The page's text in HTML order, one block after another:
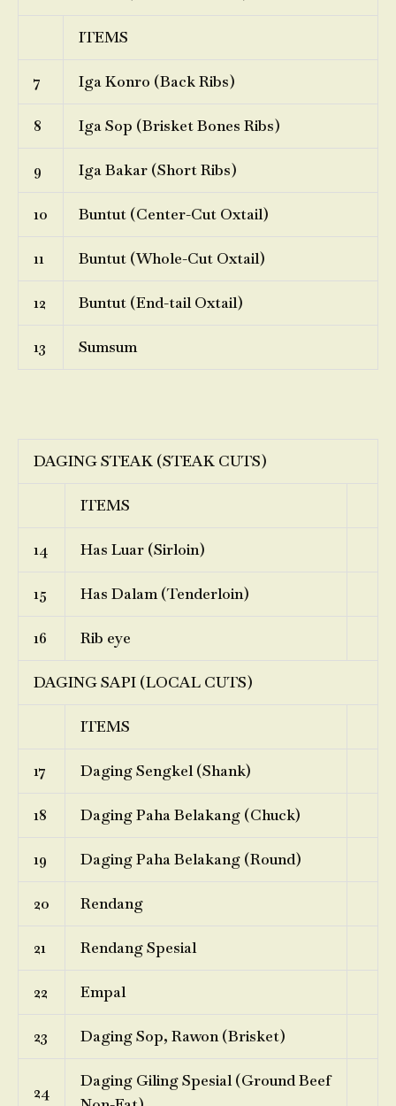
ITEMS
7 Iga Konro (Back Ribs)
8 Iga Sop (Brisket Bones Ribs)
9 Iga Bakar (Short Ribs)
10 Buntut (Center-Cut Oxtail)
11 Buntut (Whole-Cut Oxtail)
12 Buntut (End-tail Oxtail)
13 Sumsum
DAGING STEAK (STEAK CUTS)
ITEMS
14 Has Luar (Sirloin)
15 Has Dalam (Tenderloin)
16 Rib eye
DAGING SAPI (LOCAL CUTS)
ITEMS
17 Daging Sengkel (Shank)
18 Daging Paha Belakang (Chuck)
19 Daging Paha Belakang (Round)
20 Rendang
21 Rendang Spesial
22 Empal
23 Daging Sop, Rawon (Brisket)
24
Daging Giling Spesial (Ground Beef